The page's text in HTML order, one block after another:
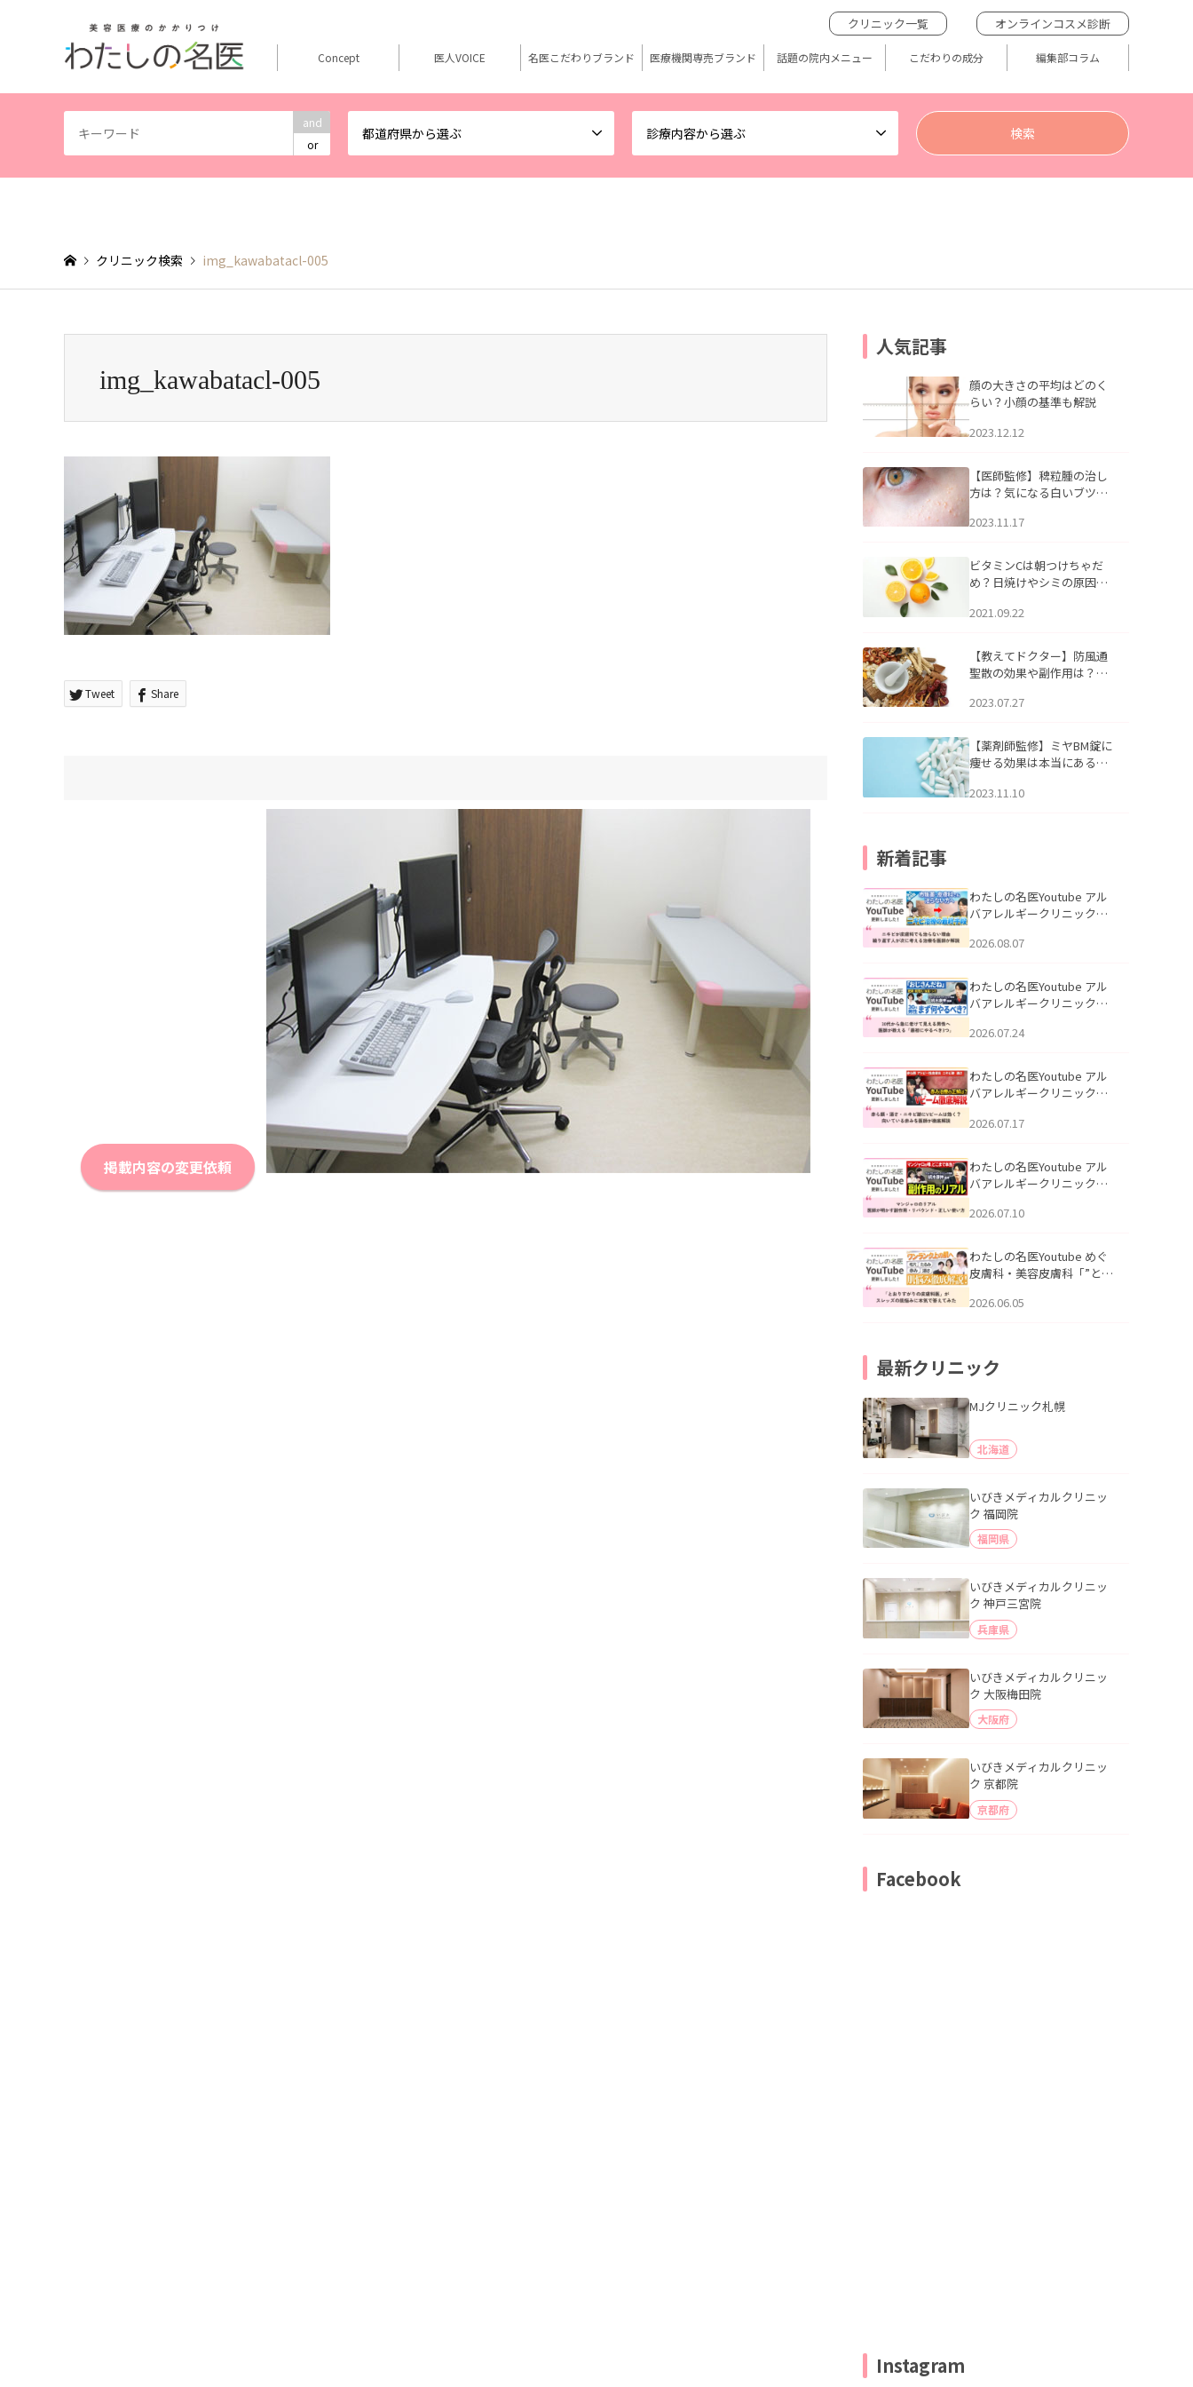
and
or
都道府県から選ぶ 診療内容から選ぶ
クリニック一覧 オンラインコスメ診断
Concept 医人VOICE 名医こだわりブランド 医療機関専売ブランド 話題の院内メニュー こだわりの成分 編集部コラム
クリニック検索 img_kawabatacl-005
img_kawabatacl-005
Tweet Share
掲載内容の変更依頼
人気記事
顔の大きさの平均はどのく
らい？小顔の基準も解説
2023.12.12
【医師監修】稗粒腫の治し
方は？気になる白いブツブ
アについて
2023.11.17
ビタミンCは朝つけちゃだ
め？日焼けやシミの原因に
2021.09.22
【教えてドクター】防風通
聖散の効果や副作用は？長
2023.07.27
【薬剤師監修】ミヤBM錠に
痩せる効果は本当にある
2023.11.10
新着記事
わたしの名医Youtube アル
バアレルギークリニック札
らない理由｜繰り返す人が
説」を公開いたしました。
2026.08.07
わたしの名医Youtube アル
バアレルギークリニック札
える男性へ｜医師が教える
公開いたしました。
2026.07.24
わたしの名医Youtube アル
バアレルギークリニック札
跡にVビームは効く？向いて
説」を公開いたしました。
2026.07.17
わたしの名医Youtube アル
バアレルギークリニック札
医師が明かす副作用・リバ
公開いたしました。
2026.07.10
わたしの名医Youtube めぐ
皮膚科・美容皮膚科「”とお
ッズの肌悩みに本気で答え
2026.06.05
最新クリニック
MJクリニック札幌
北海道
いびきメディカルクリニッ
ク 福岡院
福岡県
いびきメディカルクリニッ
ク 神戸三宮院
兵庫県
いびきメディカルクリニッ
ク 大阪梅田院
大阪府
いびきメディカルクリニッ
ク 京都院
京都府
Facebook
Instagram